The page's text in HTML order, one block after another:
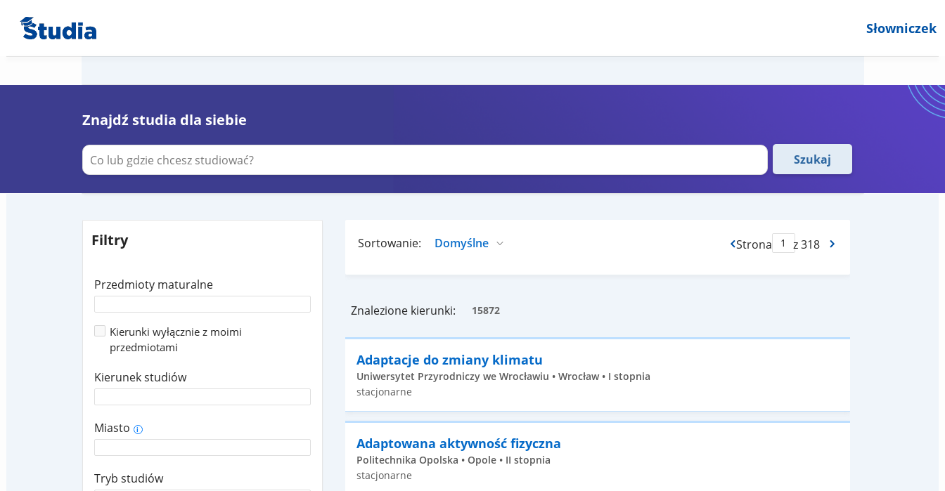
Słowniczek
Znajdź studia dla siebie
Szukaj
Filtry
Przedmioty maturalne
Kierunki wyłącznie z moimi
przedmiotami
Kierunek studiów
Miasto i
Tryb studiów
Sortowanie: Strona z 318
Znalezione kierunki: 15872
Adaptacje do zmiany klimatu
Uniwersytet Przyrodniczy we Wrocławiu • Wrocław • I stopnia
stacjonarne
Adaptowana aktywność fizyczna
Politechnika Opolska • Opole • II stopnia
stacjonarne